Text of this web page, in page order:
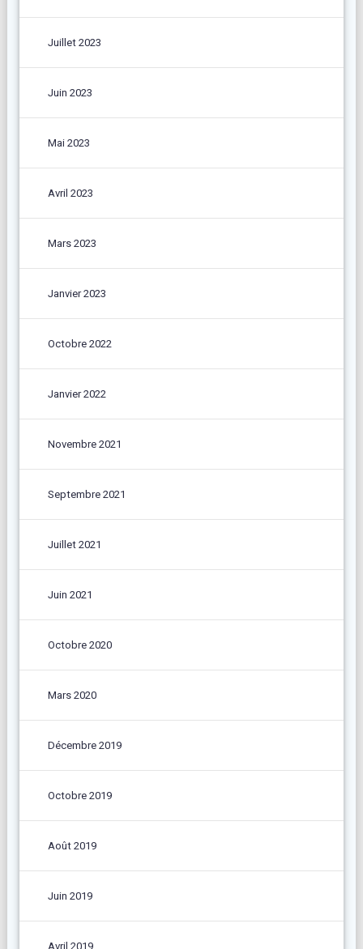
Juillet 2023
Juin 2023
Mai 2023
Avril 2023
Mars 2023
Janvier 2023
Octobre 2022
Janvier 2022
Novembre 2021
Septembre 2021
Juillet 2021
Juin 2021
Octobre 2020
Mars 2020
Décembre 2019
Octobre 2019
Août 2019
Juin 2019
Avril 2019